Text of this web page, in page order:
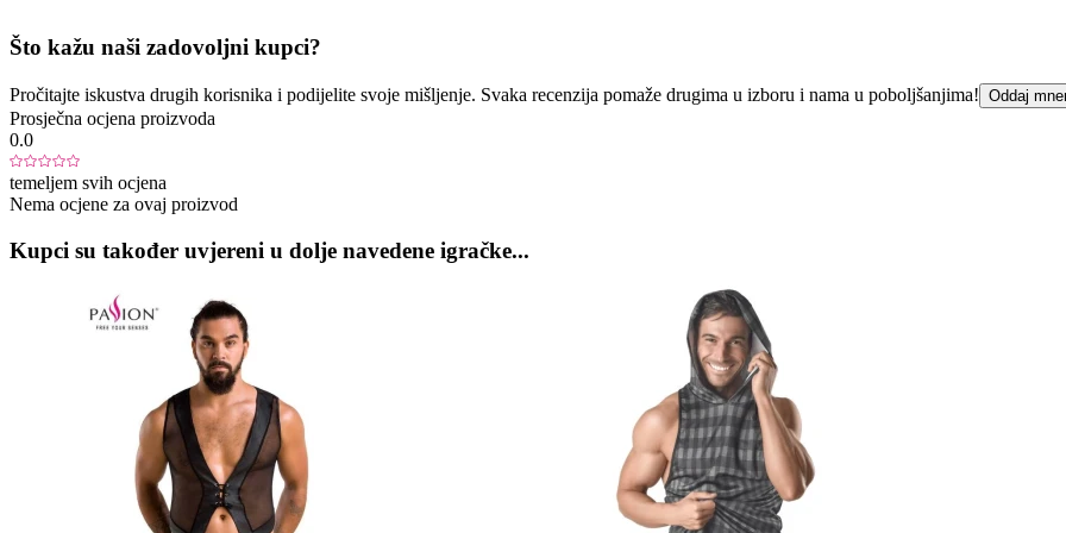
Što kažu naši zadovoljni kupci?
Pročitajte iskustva drugih korisnika i podijelite svoje mišljenje. Svaka recenzija pomaže drugima u izboru i nama u poboljšanjima! Oddaj
Prosječna ocjena proizvoda
0.0
temeljem svih ocjena
Nema ocjene za ovaj proizvod
Kupci su također uvjereni u dolje navedene igračke...